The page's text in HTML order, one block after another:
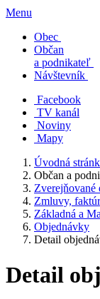
Menu
Obec
Občan
a podnikateľ
Návštevník
Facebook
TV kanál
Noviny
Mapy
Úvodná
Občan a
Zverejňované
Zmluvy,
Základná a
Objednávky
Detail
Detail